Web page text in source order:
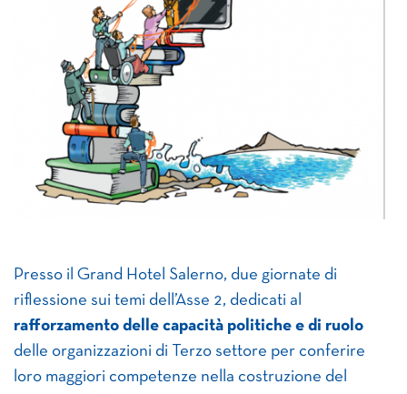
Presso il Grand Hotel Salerno, due giornate di
riflessione sui temi dell’Asse 2, dedicati al
rafforzamento delle capacità politiche e di ruolo
delle organizzazioni di Terzo settore per conferire
loro maggiori competenze nella costruzione del